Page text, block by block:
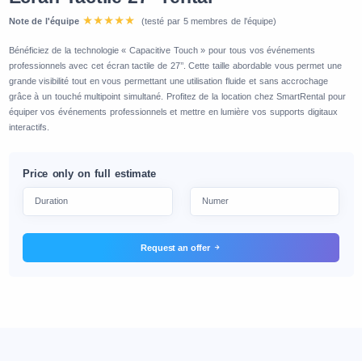
Note de l'équipe (testé par 5 membres de l'équipe)
Bénéficiez de la technologie « Capacitive Touch » pour tous vos événements
professionnels avec cet écran tactile de 27’’. Cette taille abordable vous permet une
grande visibilité tout en vous permettant une utilisation fluide et sans accrochage
grâce à un touché multipoint simultané. Profitez de la location chez SmartRental pour
équiper vos événements professionnels et mettre en lumière vos supports digitaux
interactifs.
Price only on full estimate
Request an offer